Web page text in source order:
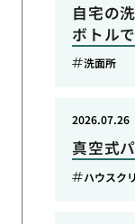
自宅の
ボトル
洗面所
真空式
2026.07.26
ハウスク